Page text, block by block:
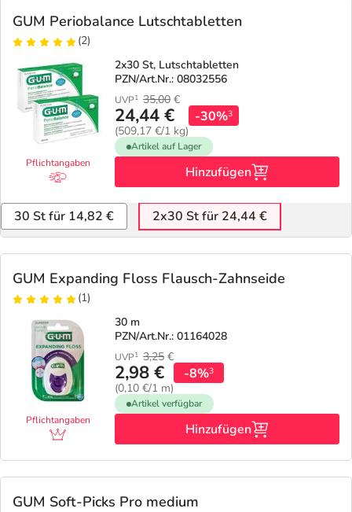
GUM Periobalance Lutschtabletten
(2)
Pflichtangaben
2x30 St, Lutschtabletten
PZN/Art.Nr.: 08032556
UVP1 35,00 €
24,44 €
(509,17 €/1 kg)
-30%3
Artikel auf Lager
Hinzufügen
30 St für 14,82 € 2x30 St für 24,44 €
GUM Expanding Floss Flausch-Zahnseide
(1)
Pflichtangaben
30 m
PZN/Art.Nr.: 01164028
UVP1 3,25 €
2,98 €
(0,10 €/1 m)
-8%3
Artikel verfügbar
Hinzufügen
GUM Soft-Picks Pro medium